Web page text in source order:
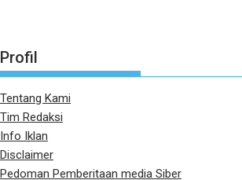
Profil
Tentang Kami
Tim Redaksi
Info Iklan
Disclaimer
Pedoman Pemberitaan media Siber